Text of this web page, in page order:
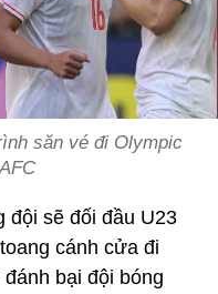
săn vé đi Olympic
đội sẽ đối đầu U23
cánh cửa đi
bại đội bóng